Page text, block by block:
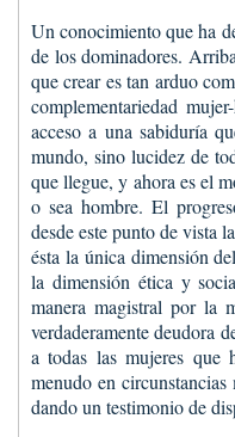
Un conocimiento que ha
de los dominadores.
que crear es tan arduo
complementariedad
acceso a una sabiduría
mundo, sino lucidez de
que llegue, y ahora es el
o sea hombre. El
desde este punto de vista
ésta la única dimensión
la dimensión ética y
manera magistral por la
verdaderamente deudora
a todas las mujeres que
menudo en
dando un testimonio de